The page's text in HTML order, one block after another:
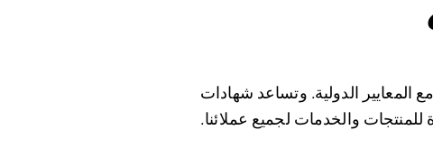
الدولية. وتساعد شهادات
والخدمات لجميع عملائنا.